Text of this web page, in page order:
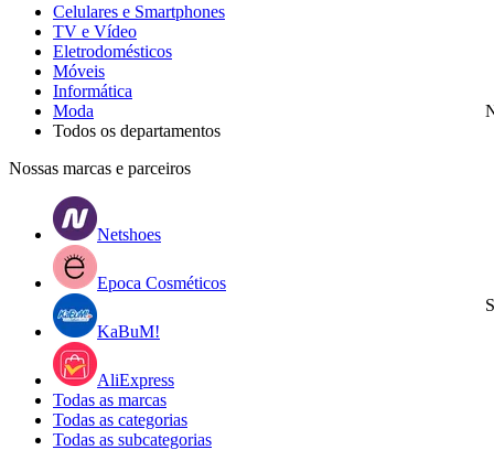
Celulares e Smartphones
TV e Vídeo
Eletrodomésticos
Móveis
Informática
Moda
Todos os departamentos
Nossas marcas e parceiros
Netshoes
Epoca Cosméticos
KaBuM!
AliExpress
Todas as marcas
Todas as categorias
Todas as subcategorias